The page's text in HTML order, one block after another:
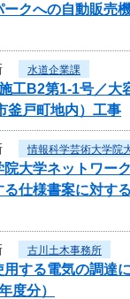
クへの自動販売
水道企業課
工B2第1-1号／大
釜戸町地内）工事
情報科学芸術大学院
大学ネットワー
る仕様書案に対す
古川土木事務所
する電気の調達
度分）